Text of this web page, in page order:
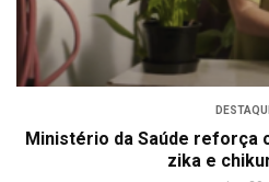
Ministério da Saúde reforça
zika e